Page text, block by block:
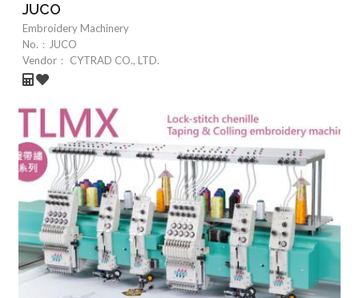
JUCO
Embroidery Machinery
No.： JUCO
Vendor：
CYTRAD CO., LTD.